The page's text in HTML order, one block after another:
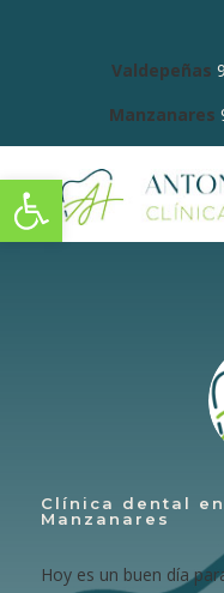
Abrir barra de
Valdepeñas
Manzanares
Clínica dental
Manzanares
Hoy es un buen día